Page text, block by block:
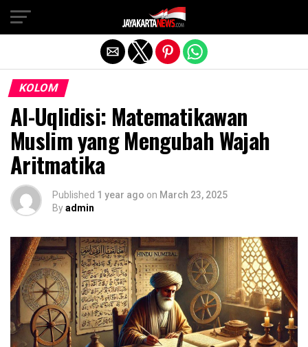
KOLOM
Al-Uqlidisi: Matematikawan
Muslim yang Mengubah Wajah
Aritmatika
Published 1 year ago on March 23, 2025
Byadmin
Exit mobile version